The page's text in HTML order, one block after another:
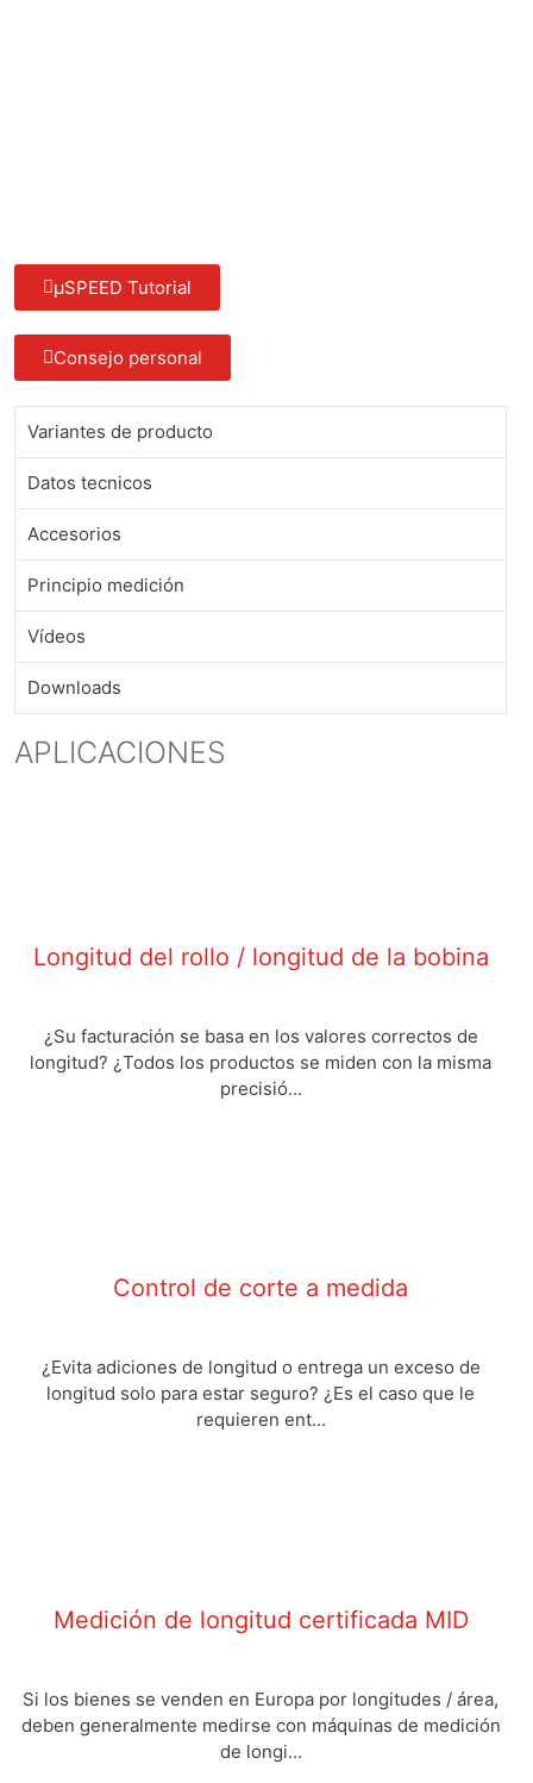
µSPEED Tutorial
Consejo personal
Variantes de producto
Datos tecnicos
Accesorios
Principio medición
Vídeos
Downloads
APLICACIONES
Longitud del rollo / longitud de la bobina
¿Su facturación se basa en los valores correctos de
longitud? ¿Todos los productos se miden con la misma
precisió...
Control de corte a medida
¿Evita adiciones de longitud o entrega un exceso de
longitud solo para estar seguro? ¿Es el caso que le
requieren ent...
Medición de longitud certificada MID
Si los bienes se venden en Europa por longitudes / área,
deben generalmente medirse con máquinas de medición
de longi...